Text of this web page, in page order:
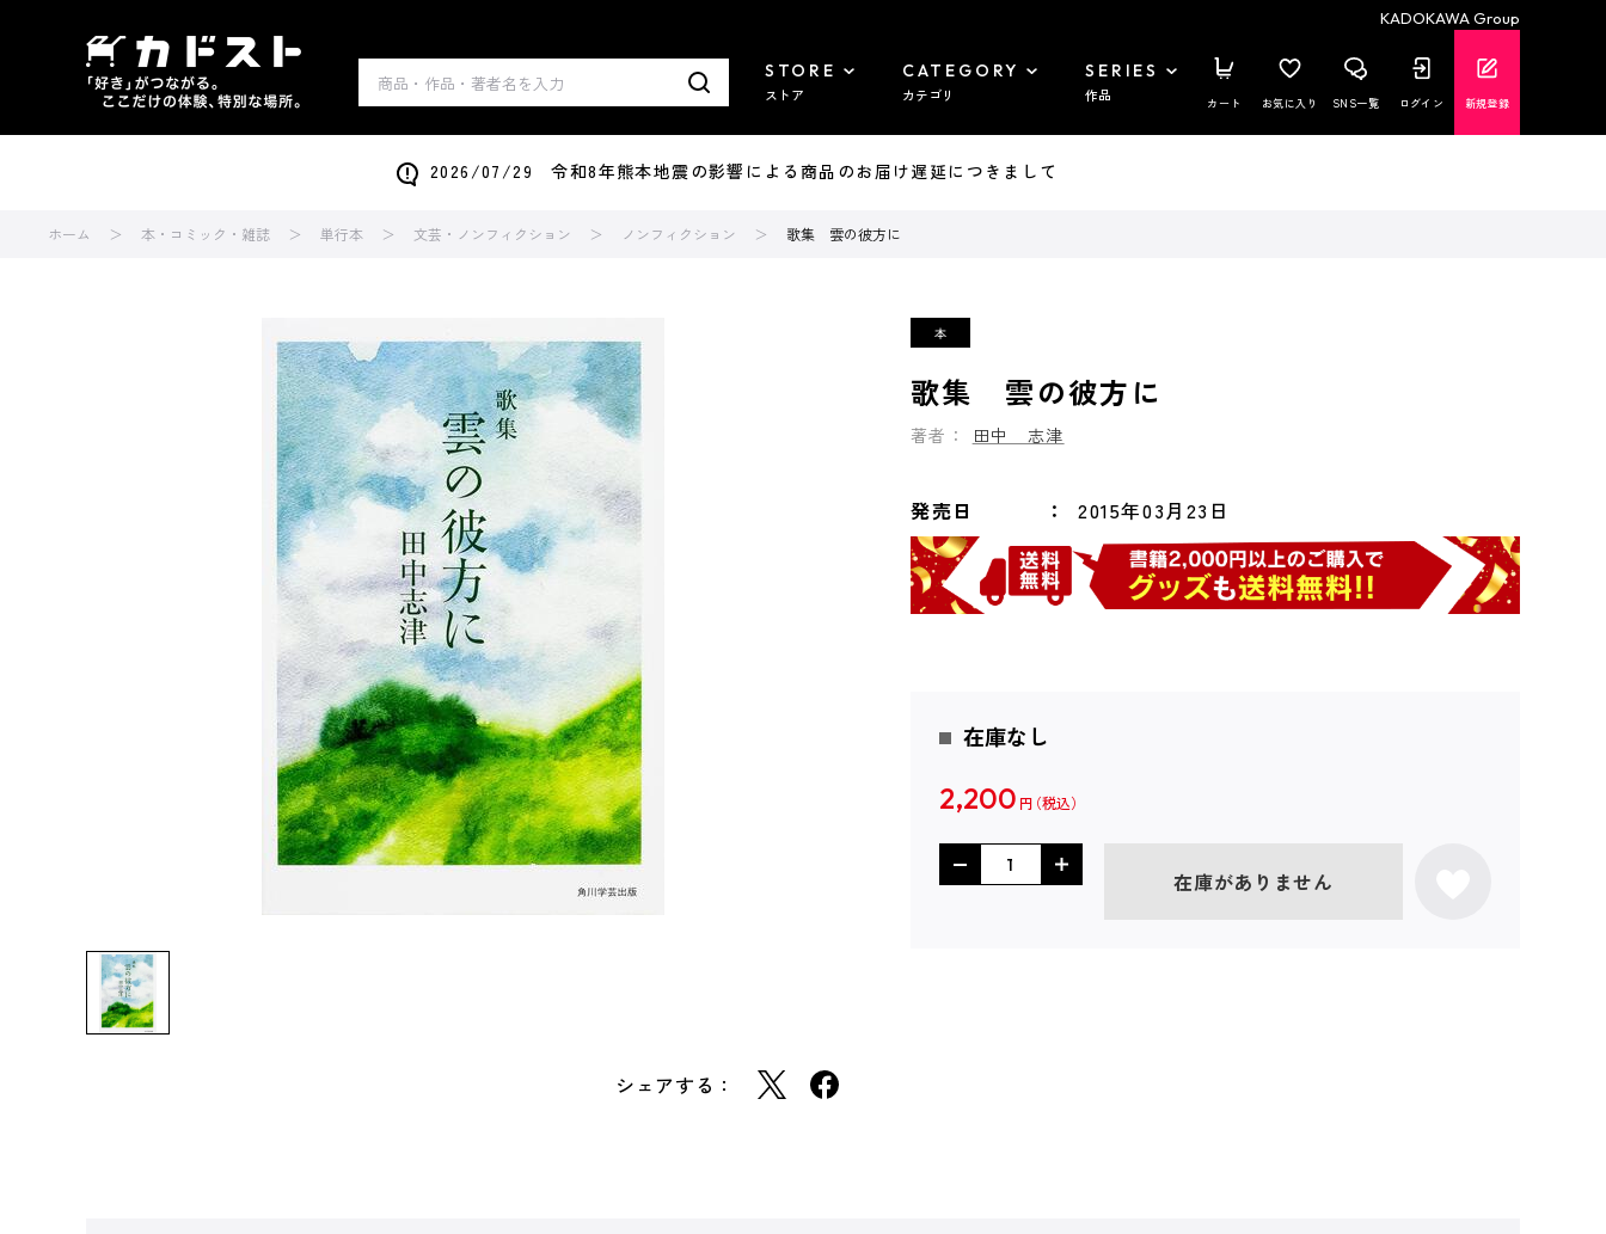
KADOKAWA Group
STORE
ストア
CATEGORY
カテゴリ
SERIES
作品 カート お気に入り SNS一覧 ログイン 新規登録
2026/07/29 令和8年熊本地震の影響による商品のお届け遅延につきまして
ホーム 本・コミック・雑誌 単行本 文芸・ノンフィクション ノンフィクション 歌集 雲の彼方に
シェアする：
歌集 雲の彼方に
著者： 田中 志津
発売日 2015年03月23日
在庫なし
2,200 円
在庫がありません